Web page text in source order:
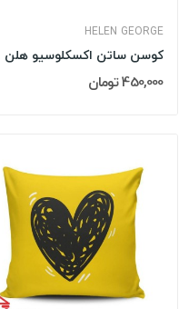
HELEN GEORGE
450,000 تومان